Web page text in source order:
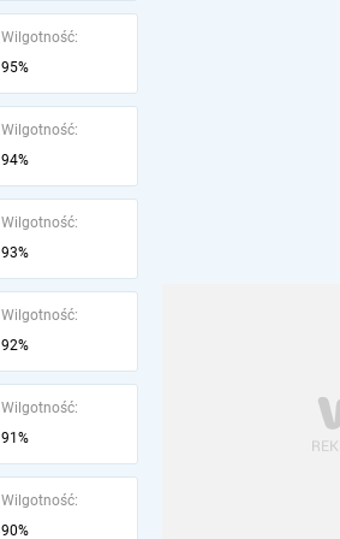
Wilgotność:
95%
Wilgotność:
94%
Wilgotność:
93%
Wilgotność:
92%
Wilgotność:
91%
Wilgotność:
90%